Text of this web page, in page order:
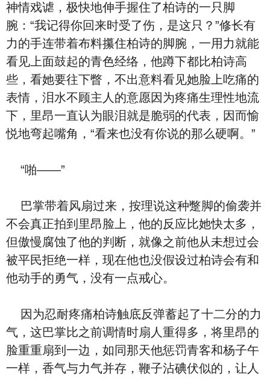
神情戏谑，极快地伸手握住了柏诗的一只脚
腕：“我记得你回来时受了伤，是这只？”修长有
力的手连带着布料攥住柏诗的脚腕，一用力就能
看见上面鼓起的青色经络，他蹲下都比柏诗高
些，看她要往下瞥，不出意料看见她脸上吃痛的
表情，泪水不顾主人的意愿因为疼痛生理性地流
下，里昂一直认为眼泪就是脆弱的代表，因而愉
悦地弯起嘴角，“看来也没有你说的那么硬啊。”
“啪——”
巴掌带着风扇过来，按理说这种蹩脚的偷袭并
不会真正拍到里昂脸上，他的反应比她快太多，
但傲慢腐蚀了他的判断，就像之前他从未想过会
被平民拒绝一样，现在他也没假设过柏诗会有和
他动手的勇气，没有一点戒心。
因为忍耐疼痛柏诗触底反弹蓄起了十二分的力
气，这巴掌比之前调情时扇人重得多，将里昂的
脸重重扇到一边，如同那天他惩罚青客和杨子午
一样，香气与力气并存，鞭子沾碘伏似的，让人